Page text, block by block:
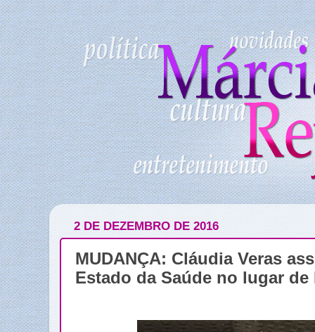
2 DE DEZEMBRO DE 2016
MUDANÇA: Cláudia Veras
Estado da Saúde no lugar de